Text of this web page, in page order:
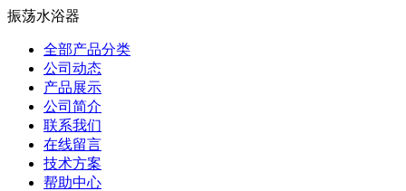
振荡水浴器
全部产品分类
公司动态
产品展示
公司简介
联系我们
在线留言
技术方案
帮助中心